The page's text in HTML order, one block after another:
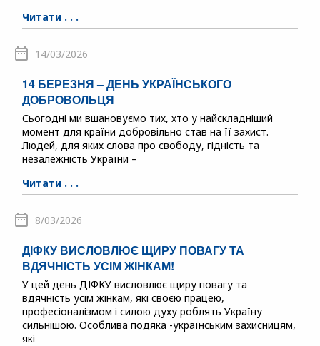
Читати . . .
14/03/2026
14 БЕРЕЗНЯ – ДЕНЬ УКРАЇНСЬКОГО
ДОБРОВОЛЬЦЯ
Сьогодні ми вшановуємо тих, хто у найскладніший
момент для країни добровільно став на її захист.
Людей, для яких слова про свободу, гідність та
незалежність України –
Читати . . .
8/03/2026
ДІФКУ ВИСЛОВЛЮЄ ЩИРУ ПОВАГУ ТА
ВДЯЧНІСТЬ УСІМ ЖІНКАМ!
У цей день ДІФКУ висловлює щиру повагу та
вдячність усім жінкам, які своєю працею,
професіоналізмом і силою духу роблять Україну
сильнішою. Особлива подяка -українським захисницям,
які